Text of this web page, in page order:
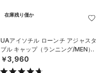
在庫残り僅か
UAアイソチル ローンチ アジャスタ
ブル キャップ（ランニング/MEN）
￥3,960